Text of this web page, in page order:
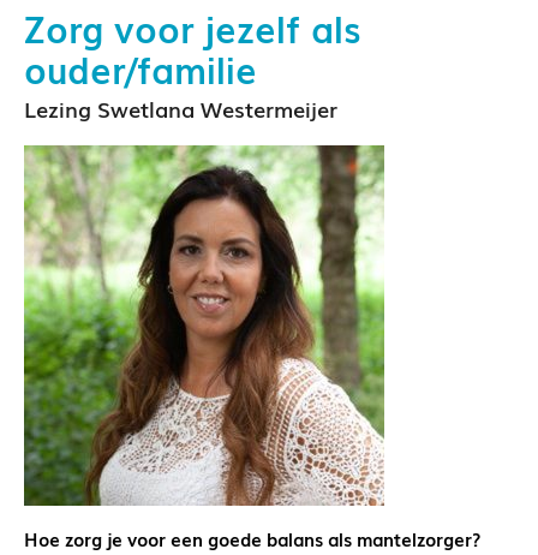
Zorg voor jezelf als
ouder/familie
Lezing Swetlana Westermeijer
Hoe zorg je voor een goede balans als mantelzorger?